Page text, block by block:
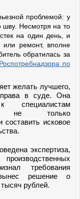
проблемой: у
шву. Несмотря на то
на один день, и
или ремонт, вполне
обратилась за
по
желать лучшего,
в суде. Она
не только
составить исковое
экспертиза,
требования
решение о
рублей.